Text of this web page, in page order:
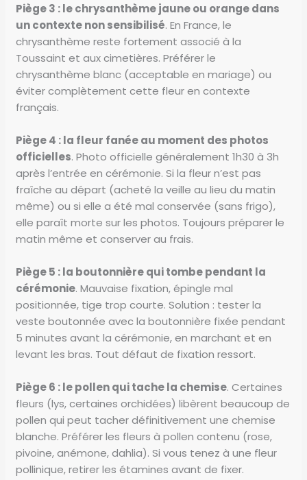
Piège 3 : le chrysanthème jaune ou orange dans
un contexte non sensibilisé. En France, le
chrysanthème reste fortement associé à la
Toussaint et aux cimetières. Préférer le
chrysanthème blanc (acceptable en mariage) ou
éviter complètement cette fleur en contexte
français.
Piège 4 : la fleur fanée au moment des photos
officielles. Photo officielle généralement 1h30 à 3h
après l’entrée en cérémonie. Si la fleur n’est pas
fraîche au départ (acheté la veille au lieu du matin
même) ou si elle a été mal conservée (sans frigo),
elle paraît morte sur les photos. Toujours préparer le
matin même et conserver au frais.
Piège 5 : la boutonnière qui tombe pendant la
cérémonie. Mauvaise fixation, épingle mal
positionnée, tige trop courte. Solution : tester la
veste boutonnée avec la boutonnière fixée pendant
5 minutes avant la cérémonie, en marchant et en
levant les bras. Tout défaut de fixation ressort.
Piège 6 : le pollen qui tache la chemise. Certaines
fleurs (lys, certaines orchidées) libèrent beaucoup de
pollen qui peut tacher définitivement une chemise
blanche. Préférer les fleurs à pollen contenu (rose,
pivoine, anémone, dahlia). Si vous tenez à une fleur
pollinique, retirer les étamines avant de fixer.